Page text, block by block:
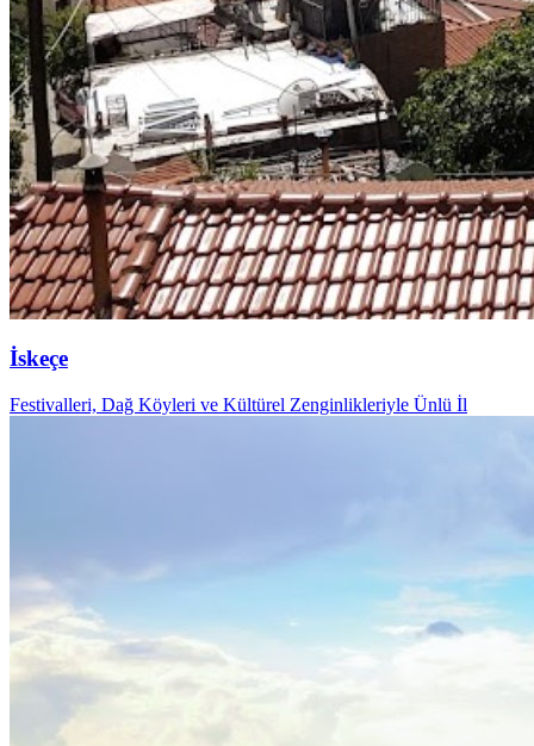
İskeçe
Festivalleri, Dağ Köyleri ve Kültürel Zenginlikleriyle Ünlü İl